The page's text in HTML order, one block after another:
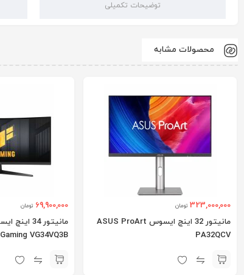
توضیحات تکمیلی
محصولات مشابه
323,000,000 تومان
مانیتور 32 اینچ ایسوس ASUS ProArt
PA32QCV
69,900,000 تومان
Gaming VG34VQ3B